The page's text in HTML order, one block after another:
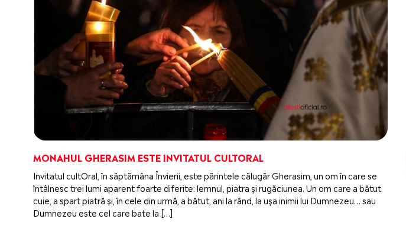
MONAHUL GHERASIM ESTE INVITATUL CULTORAL
Invitatul cultOral, în săptămâna Învierii, este părintele călugăr Gherasim, un om în care se
întâlnesc trei lumi aparent foarte diferite: lemnul, piatra și rugăciunea. Un om care a bătut
cuie, a spart piatră și, în cele din urmă, a bătut, ani la rând, la ușa inimii lui Dumnezeu… sau
Dumnezeu este cel care bate la […]